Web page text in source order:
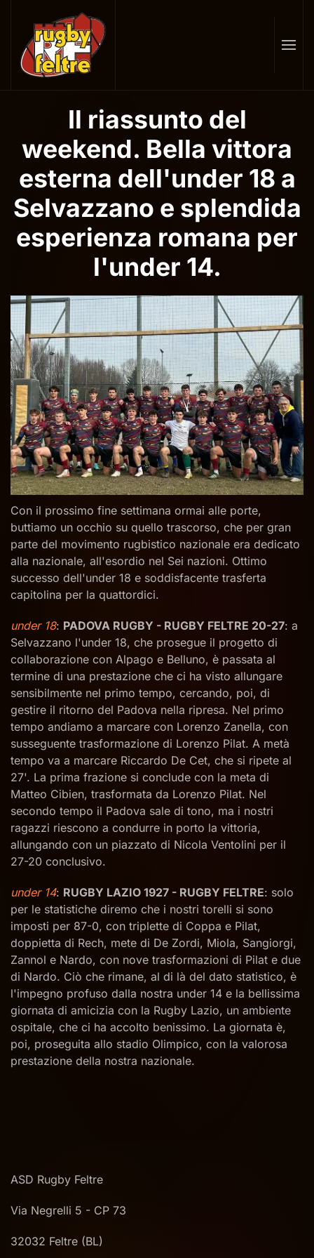
Skip
to
main
Il riassunto del
weekend. Bella vittora
esterna dell'under 18 a
Selvazzano e splendida
esperienza romana per
l'under 14.
Con il prossimo fine settimana ormai alle porte,
buttiamo un occhio su quello trascorso, che per gran
parte del movimento rugbistico nazionale era dedicato
alla nazionale, all'esordio nel Sei nazioni. Ottimo
successo dell'under 18 e soddisfacente trasferta
capitolina per la quattordici.
under 18: PADOVA RUGBY - RUGBY FELTRE 20-27: a
Selvazzano l'under 18, che prosegue il progetto di
collaborazione con Alpago e Belluno, è passata al
termine di una prestazione che ci ha visto allungare
sensibilmente nel primo tempo, cercando, poi, di
gestire il ritorno del Padova nella ripresa. Nel primo
tempo andiamo a marcare con Lorenzo Zanella, con
susseguente trasformazione di Lorenzo Pilat. A metà
tempo va a marcare Riccardo De Cet, che si ripete al
27'. La prima frazione si conclude con la meta di
Matteo Cibien, trasformata da Lorenzo Pilat. Nel
secondo tempo il Padova sale di tono, ma i nostri
ragazzi riescono a condurre in porto la vittoria,
allungando con un piazzato di Nicola Ventolini per il
27-20 conclusivo.
under 14: RUGBY LAZIO 1927 - RUGBY FELTRE: solo
per le statistiche diremo che i nostri torelli si sono
imposti per 87-0, con triplette di Coppa e Pilat,
doppietta di Rech, mete di De Zordi, Miola, Sangiorgi,
Zannol e Nardo, con nove trasformazioni di Pilat e due
di Nardo. Ciò che rimane, al di là del dato statistico, è
l'impegno profuso dalla nostra under 14 e la bellissima
giornata di amicizia con la Rugby Lazio, un ambiente
ospitale, che ci ha accolto benissimo. La giornata è,
poi, proseguita allo stadio Olimpico, con la valorosa
prestazione della nostra nazionale.
ASD Rugby Feltre
Via Negrelli 5 - CP 73
32032 Feltre (BL)